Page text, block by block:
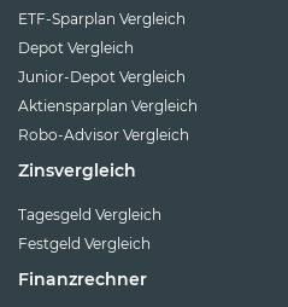
ETF-Sparplan Vergleich
Depot Vergleich
Junior-Depot Vergleich
Aktiensparplan Vergleich
Robo-Advisor Vergleich
Zinsvergleich
Tagesgeld Vergleich
Festgeld Vergleich
Finanzrechner